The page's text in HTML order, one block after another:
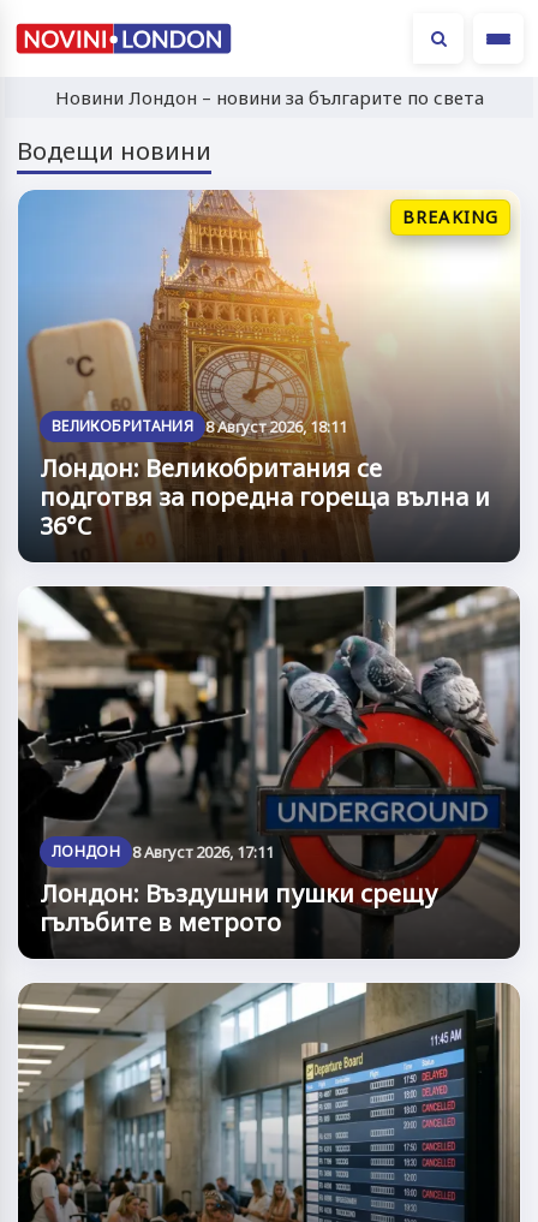
Новини Лондон – новини за българите по света
Водещи новини
BREAKING
ВЕЛИКОБРИТАНИЯ 8 Август 2026, 18:11
Лондон: Великобритания се
подготвя за поредна гореща вълна и
36°C
ЛОНДОН 8 Август 2026, 17:11
Лондон: Въздушни пушки срещу
гълъбите в метрото